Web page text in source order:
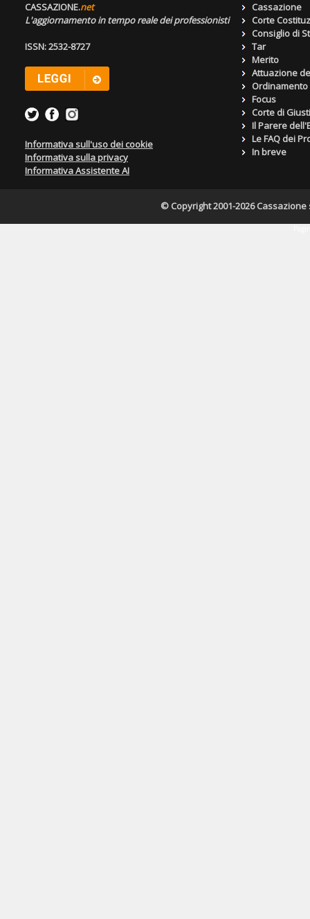
CASSAZIONE.net
L'aggiornamento in tempo reale dei professionisti
ISSN: 2532-8727
Informativa sull'uso dei cookie
Informativa sulla privacy
Informativa Assistente AI
Cassazione
Corte
Consiglio di
Tar
Merito
Attuazione
Focus
Corte di
Il Parere
Le FAQ dei
In breve
© Copyright 2001-2026 Cassazione